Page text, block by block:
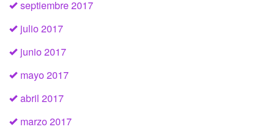
septiembre 2017
julio 2017
junio 2017
mayo 2017
abril 2017
marzo 2017